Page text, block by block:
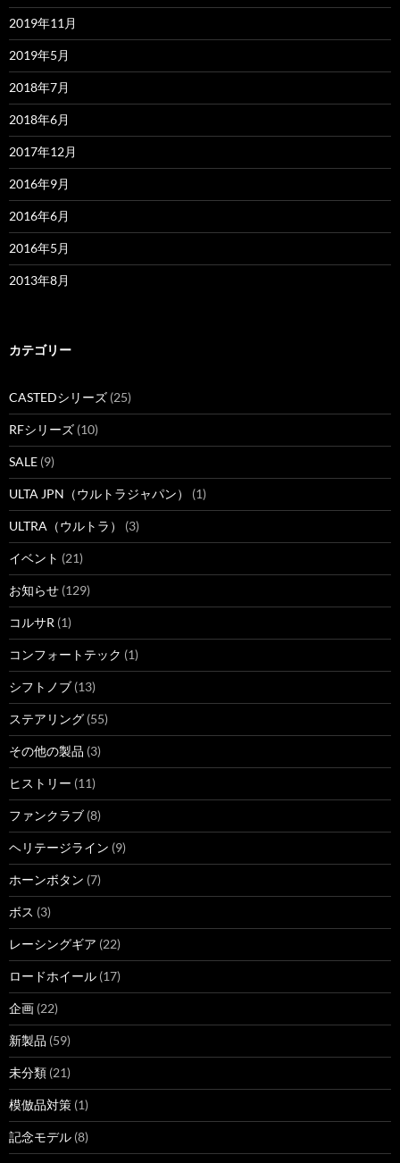
2019年11月
2019年5月
2018年7月
2018年6月
2017年12月
2016年9月
2016年6月
2016年5月
2013年8月
カテゴリー
CASTEDシリーズ (25)
RFシリーズ (10)
SALE (9)
ULTA JPN（ウルトラジャパン） (1)
ULTRA（ウルトラ） (3)
イベント (21)
お知らせ (129)
コルサR (1)
コンフォートテック (1)
シフトノブ (13)
ステアリング (55)
その他の製品 (3)
ヒストリー (11)
ファンクラブ (8)
ヘリテージライン (9)
ホーンボタン (7)
ボス (3)
レーシングギア (22)
ロードホイール (17)
企画 (22)
新製品 (59)
未分類 (21)
模倣品対策 (1)
記念モデル (8)